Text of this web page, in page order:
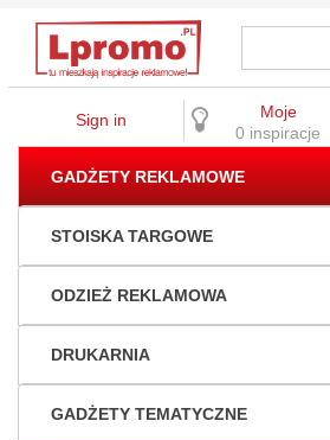
Sign in
Moje
0 inspiracje
GADŻETY REKLAMOWE
STOISKA TARGOWE
ODZIEŻ REKLAMOWA
DRUKARNIA
GADŻETY TEMATYCZNE